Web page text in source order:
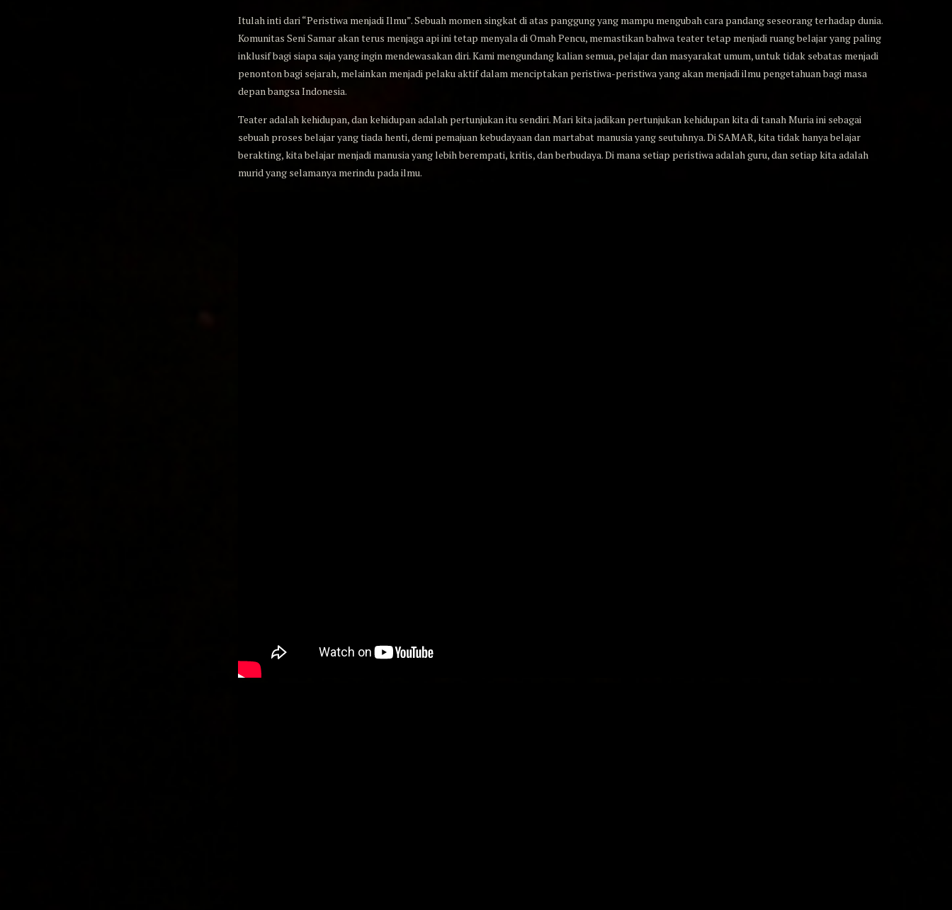
Itulah inti dari “Peristiwa menjadi Ilmu”. Sebuah momen singkat di atas panggung yang mampu mengubah cara pandang seseorang terhadap dunia.
Komunitas Seni Samar akan terus menjaga api ini tetap menyala di Omah Pencu, memastikan bahwa teater tetap menjadi ruang belajar yang paling
inklusif bagi siapa saja yang ingin mendewasakan diri. Kami mengundang kalian semua, pelajar dan masyarakat umum, untuk tidak sebatas menjadi
penonton bagi sejarah, melainkan menjadi pelaku aktif dalam menciptakan peristiwa-peristiwa yang akan menjadi ilmu pengetahuan bagi masa
depan bangsa Indonesia.
Teater adalah kehidupan, dan kehidupan adalah pertunjukan itu sendiri. Mari kita jadikan pertunjukan kehidupan kita di tanah Muria ini sebagai
sebuah proses belajar yang tiada henti, demi pemajuan kebudayaan dan martabat manusia yang seutuhnya. Di SAMAR, kita tidak hanya belajar
berakting, kita belajar menjadi manusia yang lebih berempati, kritis, dan berbudaya. Di mana setiap peristiwa adalah guru, dan setiap kita adalah
murid yang selamanya merindu pada ilmu.